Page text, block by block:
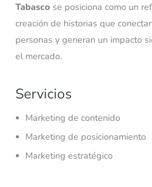
Tabasco se posiciona como un
creación de historias que
personas y generan un impacto
el mercado.
Servicios
Marketing de contenido
Marketing de posicionamiento
Marketing estratégico